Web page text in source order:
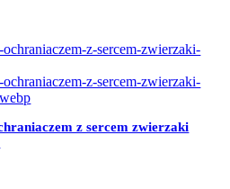
z sercem zwierzaki